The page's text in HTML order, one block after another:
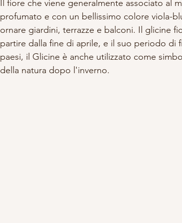
Il fiore che viene generalmente associato al
profumato e con un bellissimo colore viola-
ornare giardini, terrazze e balconi. Il glicine
partire dalla fine di aprile, e il suo periodo
paesi, il Glicine è anche utilizzato come
della natura dopo l'inverno.